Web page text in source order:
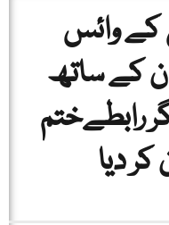
کے وائس
کے ساتھ
رابطےختم
دیا